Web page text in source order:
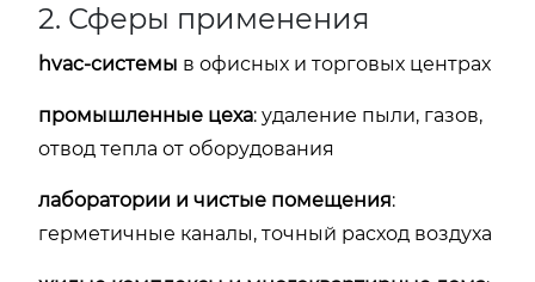
2. Сферы применения
hvac-системы в офисных и торговых центрах
промышленные цеха: удаление пыли, газов,
отвод тепла от оборудования
лаборатории и чистые помещения:
герметичные каналы, точный расход воздуха